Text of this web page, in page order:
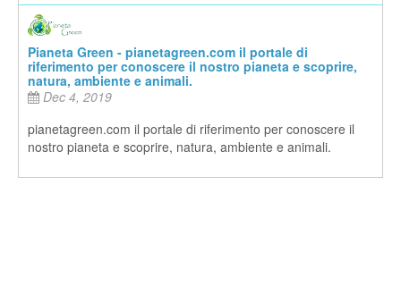
Pianeta Green - pianetagreen.com il portale di
riferimento per conoscere il nostro pianeta e scoprire,
natura, ambiente e animali.
Dec 4, 2019
pianetagreen.com il portale di riferimento per conoscere il
nostro pianeta e scoprire, natura, ambiente e animali.